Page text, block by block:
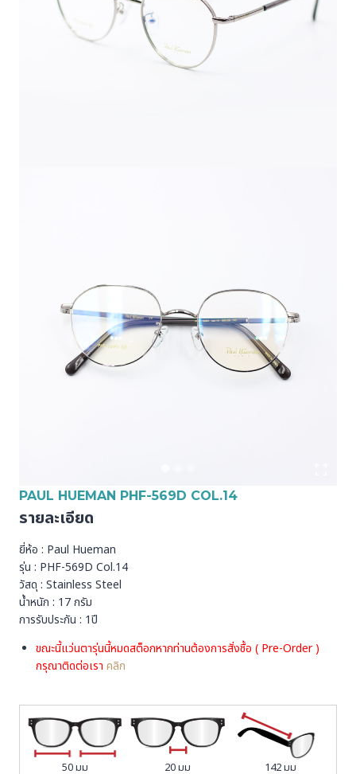
PAUL HUEMAN PHF-569D COL.14
รายละเอียด
ยี่ห้อ : Paul Hueman
รุ่น : PHF-569D Col.14
วัสดุ : Stainless Steel
น้ำหนัก : 17 กรัม
การรับประกัน : 1ปี
ขณะนี้แว่นตารุ่นนี้หมดสต็อกหากท่านต้องการสั่งชื้อ ( Pre-Order )
กรุณาติดต่อเรา คลิก
50 มม 20 มม 142 มม